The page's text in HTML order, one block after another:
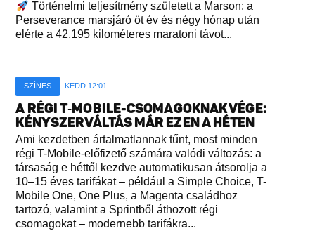
Történelmi teljesítmény született a Marson: a
Perseverance marsjáró öt év és négy hónap után
elérte a 42,195 kilométeres maratoni távot...
SZÍNES KEDD 12:01
A RÉGI T‑MOBILE-CSOMAGOKNAK VÉGE:
KÉNYSZERVÁLTÁS MÁR EZEN A HÉTEN
Ami kezdetben ártalmatlannak tűnt, most minden
régi T-Mobile-előfizető számára valódi változás: a
társaság e héttől kezdve automatikusan átsorolja a
10–15 éves tarifákat – például a Simple Choice, T-
Mobile One, One Plus, a Magenta családhoz
tartozó, valamint a Sprintből áthozott régi
csomagokat – modernebb tarifákra...